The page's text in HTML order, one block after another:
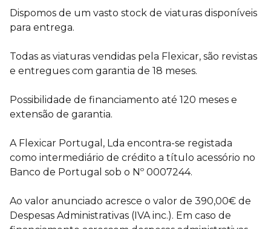
Dispomos de um vasto stock de viaturas disponíveis
para entrega.
Todas as viaturas vendidas pela Flexicar, são revistas
e entregues com garantia de 18 meses.
Possibilidade de financiamento até 120 meses e
extensão de garantia.
A Flexicar Portugal, Lda encontra-se registada
como intermediário de crédito a título acessório no
Banco de Portugal sob o Nº 0007244.
Ao valor anunciado acresce o valor de 390,00€ de
Despesas Administrativas (IVA inc.). Em caso de